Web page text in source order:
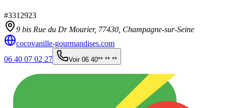
#3312923
9 bis Rue du Dr Mourier, 77430 Champagne-sur-Seine
cocovanille-gourmandises.com
06 40 07 02 27
Voir 06 40** ** **